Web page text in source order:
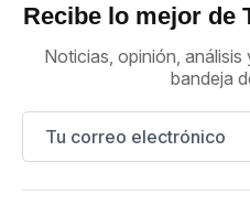
Recibe lo mejor de
Noticias, opinión,
bandeja